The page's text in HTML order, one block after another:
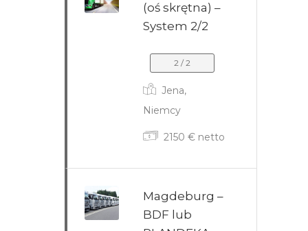
(oś skrętna) –
System 2/2
2 / 2
Jena,
Niemcy
2150 € netto
Magdeburg –
BDF lub